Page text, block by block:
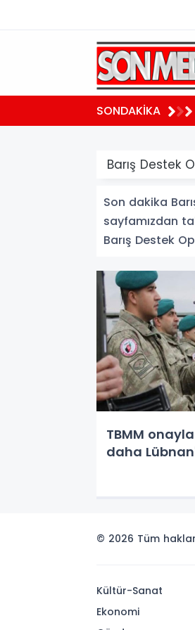
SONDAKİKA
Barış Destek
Son dakika
sayfamızdan
Barış Destek
TBMM
daha
© 2026 Tüm
Kültür-Sanat
Ekonomi